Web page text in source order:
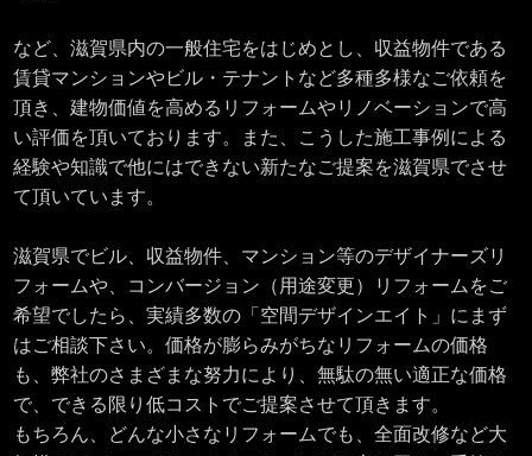
など、滋賀県内の一般住宅をはじめとし、収益物件である
賃貸マンションやビル・テナントなど多種多様なご依頼を
頂き、建物価値を高めるリフォームやリノベーションで高
い評価を頂いております。また、こうした施工事例による
経験や知識で他にはできない新たなご提案を滋賀県でさせ
て頂いています。
滋賀県でビル、収益物件、マンション等のデザイナーズリ
フォームや、コンバージョン（用途変更）リフォームをご
希望でしたら、実績多数の「空間デザインエイト」にまず
はご相談下さい。価格が膨らみがちなリフォームの価格
も、弊社のさまざまな努力により、無駄の無い適正な価格
で、できる限り低コストでご提案させて頂きます。
もちろん、どんな小さなリフォームでも、全面改修など大